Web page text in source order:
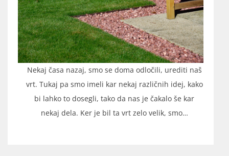
Nekaj časa nazaj, smo se doma odločili, urediti naš
vrt. Tukaj pa smo imeli kar nekaj različnih idej, kako
bi lahko to dosegli, tako da nas je čakalo še kar
nekaj dela. Ker je bil ta vrt zelo velik, smo…